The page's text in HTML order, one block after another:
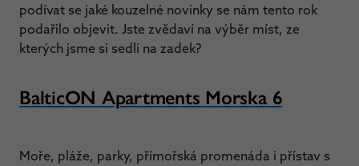
podívat se jaké kouzelné novinky se nám tento rok
podařilo objevit. Jste zvědaví na výběr míst, ze
kterých jsme si sedli na zadek?
BalticON Apartments Morska 6
Moře, pláže, parky, přímořská promenáda i přístav s